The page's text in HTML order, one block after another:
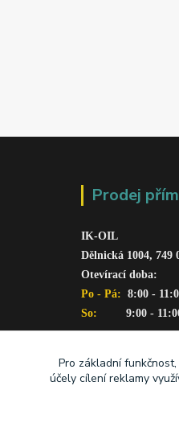
Prodej
IK-OIL
Dělnická 1004, 749
Otevírací doba:
Po - Pá: 8:00 -
So:
9:00 -
Pro základní
účely cílení reklamy